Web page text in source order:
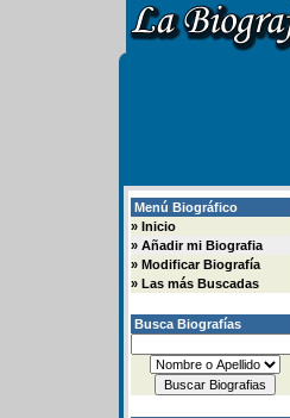
Menú Biográfico
» Inicio
» Añadir mi Biografia
» Modificar Biografía
» Las más Buscadas
Busca Biografías